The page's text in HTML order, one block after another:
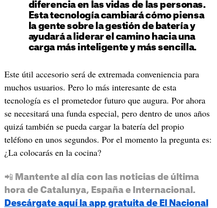
diferencia en las vidas de las personas.
Esta tecnología cambiará cómo piensa
la gente sobre la gestión de batería y
ayudará a liderar el camino hacia una
carga más inteligente y más sencilla.
Este útil accesorio será de extremada conveniencia para
muchos usuarios. Pero lo más interesante de esta
tecnología es el prometedor futuro que augura. Por ahora
se necesitará una funda especial, pero dentro de unos años
quizá también se pueda cargar la batería del propio
teléfono en unos segundos. Por el momento la pregunta es:
¿La colocarás en la cocina?
📲 Mantente al día con las noticias de última
hora de Catalunya, España e Internacional.
Descárgate aquí la app gratuita de El Nacional